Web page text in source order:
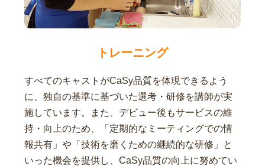
トレーニング
すべてのキャストがCaSy品質を体現できるよう
に、独自の基準に基づいた選考・研修を講師が実
施しています。また、デビュー後もサービスの維
持・向上のため、「定期的なミーティングでの情
報共有」や「技術を磨くための継続的な研修」と
いった機会を提供し、CaSy品質の向上に努めてい